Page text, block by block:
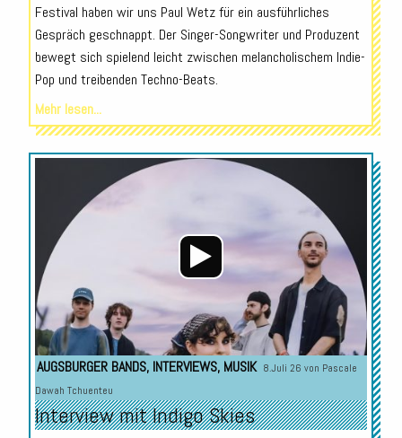
Festival haben wir uns Paul Wetz für ein ausführliches
Gespräch geschnappt. Der Singer-Songwriter und Produzent
bewegt sich spielend leicht zwischen melancholischem Indie-
Pop und treibenden Techno-Beats.
Mehr lesen...
Audio-
Player
AUGSBURGER BANDS, INTERVIEWS, MUSIK 8.Juli 26 von Pascale
Dawah Tchuenteu
Interview mit Indigo Skies